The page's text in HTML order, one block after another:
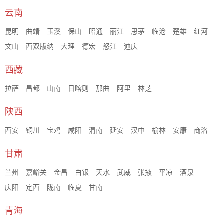
云南
昆明 曲靖 玉溪 保山 昭通 丽江 思茅 临沧 楚雄
红河
文山
西双版纳 大理 德宏 怒江 迪庆
西藏
拉萨 昌都 山南 日喀则 那曲 阿里 林芝
陕西
西安 铜川 宝鸡 咸阳 渭南 延安 汉中 榆林 安康 商洛
甘肃
兰州 嘉峪关 金昌 白银 天水 武威 张掖 平凉
酒泉
庆阳
定西 陇南 临夏 甘南
青海